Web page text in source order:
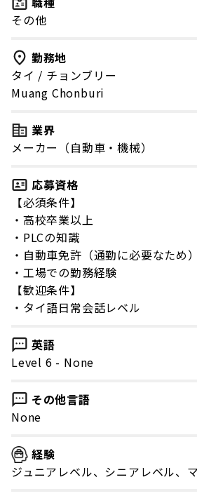
その他
勤務地
タイ / チョンブリー
Muang Chonburi
業界
メーカー（自動車・機械）
応募資格
【必須条件】
・高校卒業以上
・PLCの知識
・自動車免許（通勤に必要なため）
・工場での勤務経験
【歓迎条件】
・タイ語日常会話レベル
英語
Level 6 - None
その他言語
None
経験
ジュニアレベル、シニアレベル、